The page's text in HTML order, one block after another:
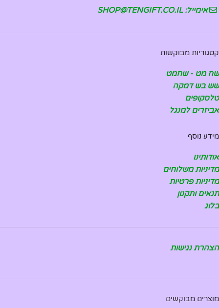
אימייל: SHOP@TENGIFT.CO.IL
קטגוריות מבוקשות
שח מט - שחמט
שש בש דמקה
טלסקופים
אביזרים למנגל
מידע נוסף
אודותינו
מדיניות משלוחים
מדיניות פרטיות
תנאים ותקנון
בלוג
הצהרת נגישות
מוצרים מבוקשים